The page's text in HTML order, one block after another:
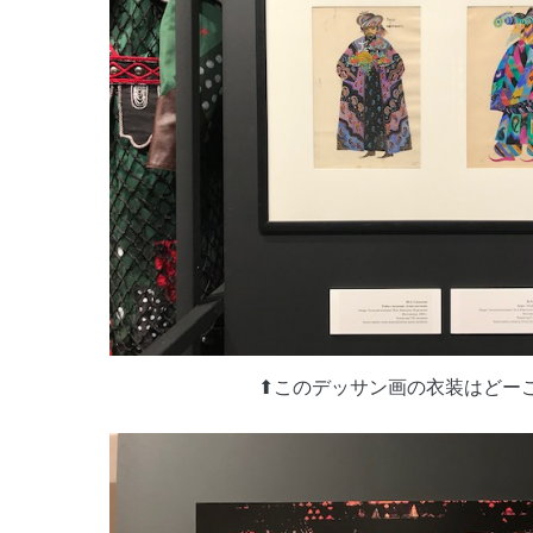
⬆︎このデッサン画の衣装はどー